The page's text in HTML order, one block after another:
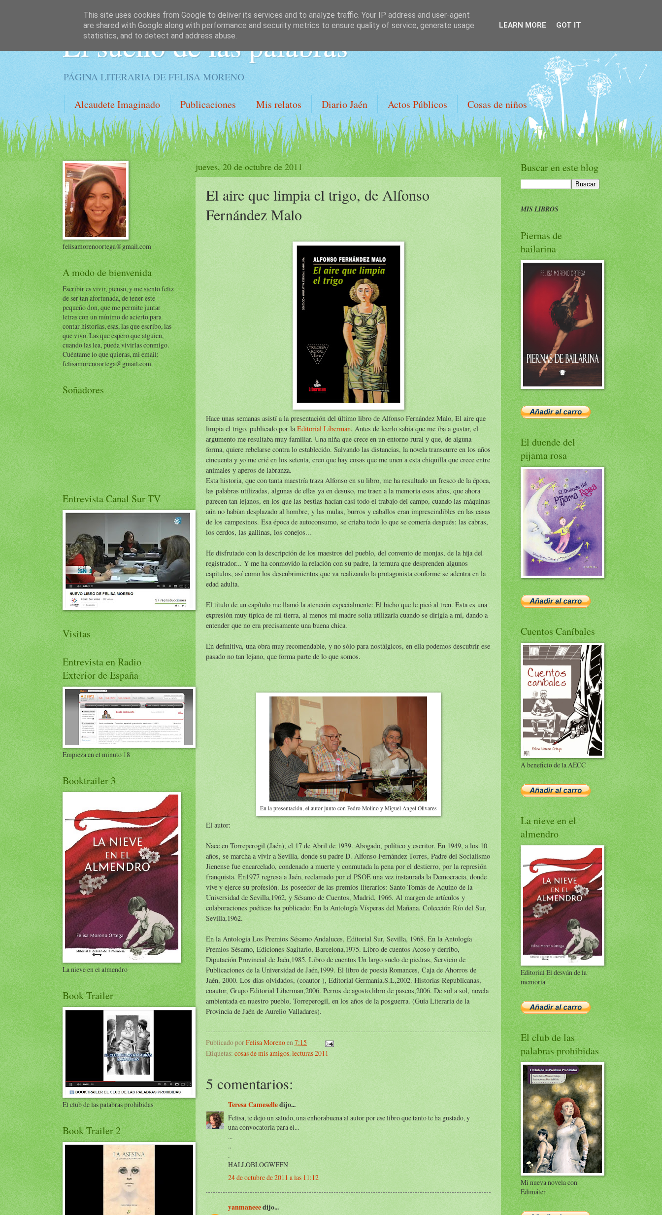
El sueño de las palabras
PÁGINA LITERARIA DE FELISA MORENO
Alcaudete Imaginado Publicaciones Mis relatos Diario Jaén Actos Públicos Cosas de niños
jueves, 20 de octubre de 2011
El aire que limpia el trigo, de Alfonso
Fernández Malo
Hace unas semanas asistí a la presentación del último libro de Alfonso Fernández Malo, El aire que
limpia el trigo, publicado por laEditorial Líberman. Antes de leerlo sabía que me iba a gustar, el
argumento me resultaba muy familiar. Una niña que crece en un entorno rural y que, de alguna
forma, quiere rebelarse contra lo establecido. Salvando las distancias, la novela transcurre en los años
cincuenta y yo me crié en los setenta, creo que hay cosas que me unen a esta chiquilla que crece entre
animales y aperos de labranza.
Esta historia, que con tanta maestría traza Alfonso en su libro, me ha resultado un fresco de la época,
las palabras utilizadas, algunas de ellas ya en desuso, me traen a la memoria esos años, que ahora
parecen tan lejanos, en los que las bestias hacían casi todo el trabajo del campo, cuando las máquinas
aún no habían desplazado al hombre, y las mulas, burros y caballos eran imprescindibles en las casas
de los campesinos. Esa época de autoconsumo, se criaba todo lo que se comería después: las cabras,
los cerdos, las gallinas, los conejos...
He disfrutado con la descripción de los maestros del pueblo, del convento de monjas, de la hija del
registrador... Y me ha conmovido la relación con su padre, la ternura que desprenden algunos
capítulos, así como los descubrimientos que va realizando la protagonista conforme se adentra en la
edad adulta.
El título de un capítulo me llamó la atención especialmente: El bicho que le picó al tren. Esta es una
expresión muy típica de mi tierra, al menos mi madre solía utilizarla cuando se dirigía a mí, dando a
entender que no era precisamente una buena chica.
En definitiva, una obra muy recomendable, y no sólo para nostálgicos, en ella podemos descubrir ese
pasado no tan lejano, que forma parte de lo que somos.
En la presentación, el autor junto con Pedro Molino y Miguel Angel Olivares
El autor:
Nace en Torreperogil (Jaén), el 17 de Abril de 1939. Abogado, político y escritor. En 1949, a los 10
años, se marcha a vivir a Sevilla, donde su padre D. Alfonso Fernández Torres, Padre del Socialismo
Jienense fue encarcelado, condenado a muerte y conmutada la pena por el destierro, por la represión
franquista. En1977 regresa a Jaén, reclamado por el PSOE una vez instaurada la Democracia, donde
vive y ejerce su profesión. Es poseedor de las premios literarios: Santo Tomás de Aquino de la
Universidad de Sevilla,1962, y Sésamo de Cuentos, Madrid, 1966. Al margen de artículos y
colaboraciones poéticas ha publicado: En la Antología Vísperas del Mañana. Colección Río del Sur,
Sevilla,1962.
En la Antología Los Premios Sésamo Andaluces, Editorial Sur, Sevilla, 1968. En la Antología
Premios Sésamo, Ediciones Sagitario, Barcelona,1975. Libro de cuentos Acoso y derribo,
Diputación Provincial de Jaén,1985. Libro de cuentos Un largo suelo de piedras, Servicio de
Publicaciones de la Universidad de Jaén,1999. El libro de poesía Romances, Caja de Ahorros de
Jaén, 2000. Los días olvidados, (coautor ), Editorial Germanía,S.L,2002. Historias Republicanas,
coautor, Grupo Editorial Liberman,2006. Perros de agosto,libro de paseos,2006. De sol a sol, novela
ambientada en nuestro pueblo, Torreperogil, en los años de la posguerra. (Guía Literaria de la
Provincia de Jaén de Aurelio Valladares).
Publicado porFelisa Morenoen7:15
Etiquetas: cosas de mis amigos,lecturas 2011
5 comentarios:
Teresa Cameselledijo...
Felisa, te dejo un saludo, una enhorabuena al autor por ese libro que tanto te ha gustado, y
una convocatoria para el...
...
..
.
HALLOBLOGWEEN
24 de octubre de 2011 a las 11:12
yanmaneeedijo...
felisamorenoortega@gmail.com
A modo de bienvenida
Escribir es vivir, pienso, y me siento feliz
de ser tan afortunada, de tener este
pequeño don, que me permite juntar
letras con un mínimo de acierto para
contar historias, esas, las que escribo, las
que vivo. Las que espero que alguien,
cuando las lea, pueda vivirlas conmigo.
Cuéntame lo que quieras, mi email:
felisamorenoortega@gmail.com
Soñadores
Entrevista Canal Sur TV
Visitas
Entrevista en Radio
Exterior de España
Empieza en el minuto 18
Booktrailer 3
La nieve en el almendro
Book Trailer
El club de las palabras prohibidas
Book Trailer 2
Buscar en este blog
MIS LIBROS
Piernas de
bailarina
El duende del
pijama rosa
Cuentos Caníbales
A beneficio de la AECC
La nieve en el
almendro
Editorial El desván de la
memoria
El club de las
palabras prohibidas
Mi nueva novela con
Edimáter
This site uses cookies from Google to deliver its services and to analyze traffic. Your IP address and user-agent
are shared with Google along with performance and security metrics to ensure quality of service, generate usage
statistics, and to detect and address abuse.
LEARN MORE GOT IT